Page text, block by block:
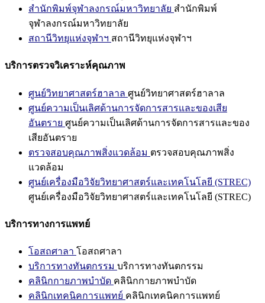
สำนักพิมพ์จุฬาลงกรณ์มหาวิทยาลัย สำนักพิมพ์
จุฬาลงกรณ์มหาวิทยาลัย
สถานีวิทยุแห่งจุฬาฯ สถานีวิทยุแห่งจุฬาฯ
บริการตรวจวิเคราะห์คุณภาพ
ศูนย์วิทยาศาสตร์ฮาลาล ศูนย์วิทยาศาสตร์ฮาลาล
ศูนย์ความเป็นเลิศด้านการจัดการสารและของเสีย
อันตราย ศูนย์ความเป็นเลิศด้านการจัดการสารและของ
เสียอันตราย
ตรวจสอบคุณภาพสิ่งแวดล้อม ตรวจสอบคุณภาพสิ่ง
แวดล้อม
ศูนย์เครื่องมือวิจัยวิทยาศาสตร์และเทคโนโลยี (STREC)
ศูนย์เครื่องมือวิจัยวิทยาศาสตร์และเทคโนโลยี (STREC)
บริการทางการแพทย์
โอสถศาลา โอสถศาลา
บริการทางทันตกรรม บริการทางทันตกรรม
คลินิกกายภาพบำบัด คลินิกกายภาพบำบัด
คลินิกเทคนิคการแพทย์ คลินิกเทคนิคการแพทย์